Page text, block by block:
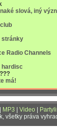
slová, iný
stránky
Radio Channels
hardisc
má!
MP3 Video
všetky práva